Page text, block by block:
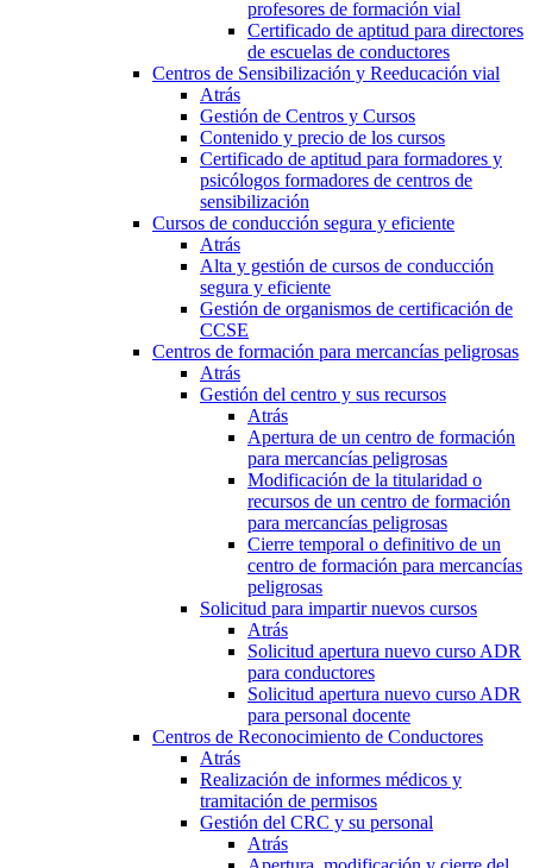
profesores de formación vial
Certificado de aptitud para directores
de escuelas de conductores
Centros de Sensibilización y Reeducación vial
Atrás
Gestión de Centros y Cursos
Contenido y precio de los cursos
Certificado de aptitud para formadores y
psicólogos formadores de centros de
sensibilización
Cursos de conducción segura y eficiente
Atrás
Alta y gestión de cursos de conducción
segura y eficiente
Gestión de organismos de certificación de
CCSE
Centros de formación para mercancías peligrosas
Atrás
Gestión del centro y sus recursos
Atrás
Apertura de un centro de formación
para mercancías peligrosas
Modificación de la titularidad o
recursos de un centro de formación
para mercancías peligrosas
Cierre temporal o definitivo de un
centro de formación para mercancías
peligrosas
Solicitud para impartir nuevos cursos
Atrás
Solicitud apertura nuevo curso ADR
para conductores
Solicitud apertura nuevo curso ADR
para personal docente
Centros de Reconocimiento de Conductores
Atrás
Realización de informes médicos y
tramitación de permisos
Gestión del CRC y su personal
Atrás